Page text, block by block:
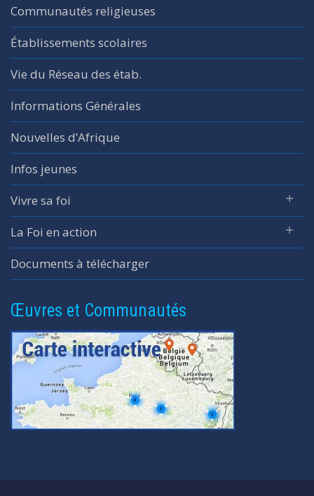
Communautés religieuses
Établissements scolaires
Vie du Réseau des étab.
Informations Générales
Nouvelles d’Afrique
Infos jeunes
Vivre sa foi
La Foi en action
Documents à télécharger
Œuvres et Communautés